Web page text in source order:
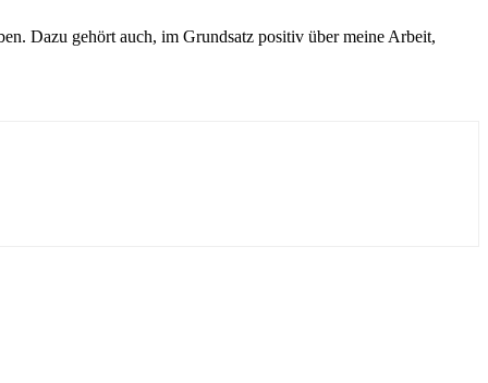
Dazu gehört auch, im Grundsatz positiv über meine Arbeit,